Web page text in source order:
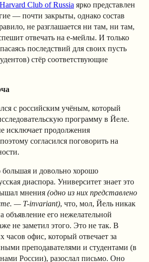
Harvard Club of Russia ярко представлен
— почти закрыты, однако состав
не разглашается ни там, ни там,
отвечать на е-мейлы. И только
последствий для своих пусть
стёр соответствующие
с российским учёным, который
программу в Йеле.
исключает продолжения
согласился поговорить на
и довольно хорошо
диаспора. Университет знает это
мнения (одно из них представлено
— T-invariant), что, мол, Йель никак
объявление его нежелательной
не заметил этого. Это не так. В
часов офис, который отвечает за
преподавателями и студентами (в
России), разослал письмо. Оно